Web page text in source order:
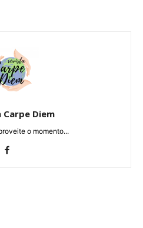
Carpe Diem
o momento...